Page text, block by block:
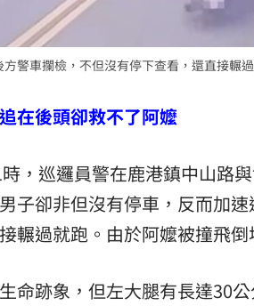
警車攔檢，不但沒有停下查看，還直接輾
在後頭卻救不了阿嬤
，巡邏員警在鹿港鎮中山路
子卻非但沒有停車，反而加
輾過就跑。由於阿嬤被撞飛
命跡象，但左大腿有長達30